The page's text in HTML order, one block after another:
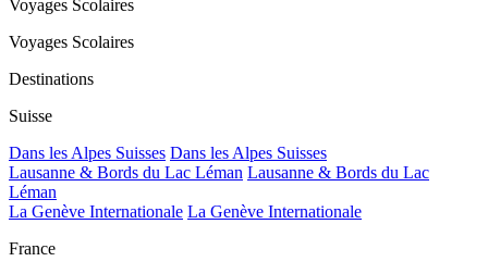
Voyages Scolaires
Voyages Scolaires
Destinations
Suisse
Dans les Alpes Suisses Dans les Alpes Suisses
Lausanne & Bords du Lac Léman Lausanne & Bords du Lac
Léman
La Genève Internationale La Genève Internationale
France